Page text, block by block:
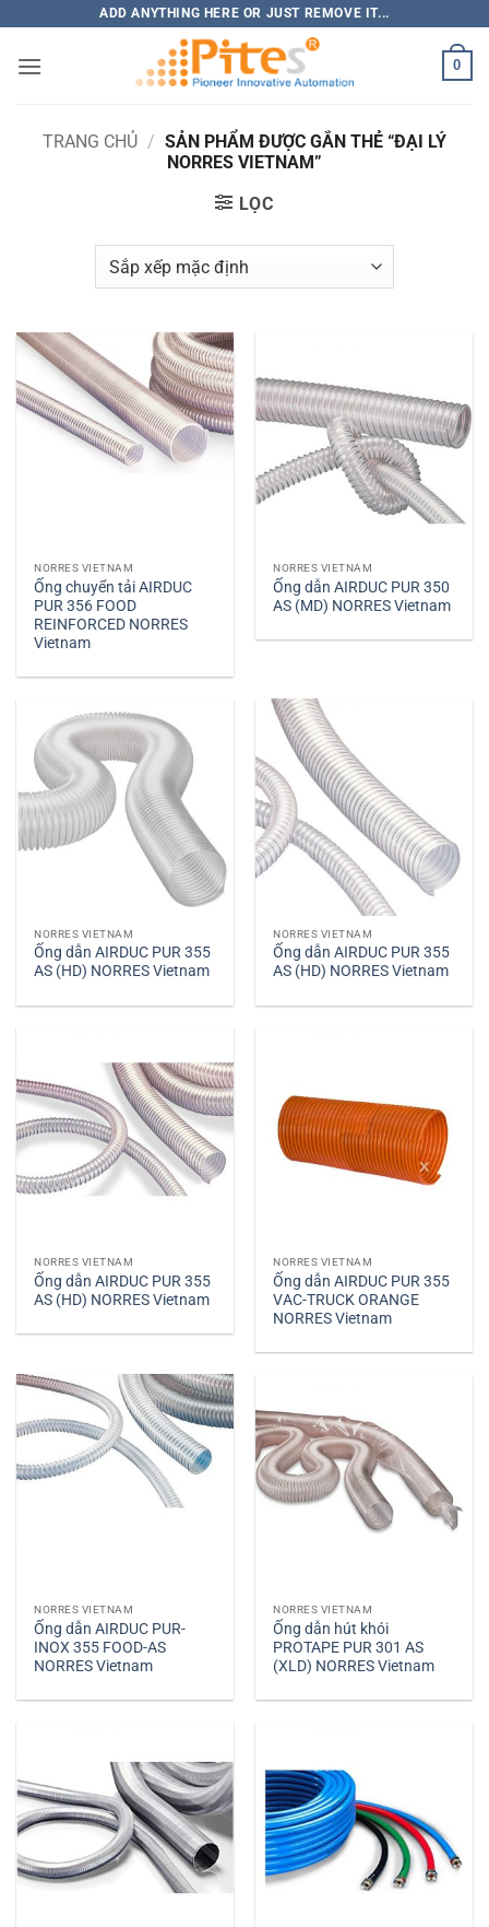
nội
ADD ANYTHING HERE OR JUST REMOVE IT...
0
TRANG CHỦ / SẢN PHẨM ĐƯỢC GẮN THẺ “ĐẠI LÝ
NORRES VIETNAM”
LỌC
NORRES VIETNAM
Ống chuyển tải AIRDUC
PUR 356 FOOD
REINFORCED NORRES
Vietnam
NORRES VIETNAM
Ống dẫn AIRDUC PUR 350
AS (MD) NORRES Vietnam
NORRES VIETNAM
Ống dẫn AIRDUC PUR 355
AS (HD) NORRES Vietnam
NORRES VIETNAM
Ống dẫn AIRDUC PUR 355
AS (HD) NORRES Vietnam
NORRES VIETNAM
Ống dẫn AIRDUC PUR 355
AS (HD) NORRES Vietnam
NORRES VIETNAM
Ống dẫn AIRDUC PUR 355
VAC-TRUCK ORANGE
NORRES Vietnam
NORRES VIETNAM
Ống dẫn AIRDUC PUR-
INOX 355 FOOD-AS
NORRES Vietnam
NORRES VIETNAM
Ống dẫn hút khói
PROTAPE PUR 301 AS
(XLD) NORRES Vietnam